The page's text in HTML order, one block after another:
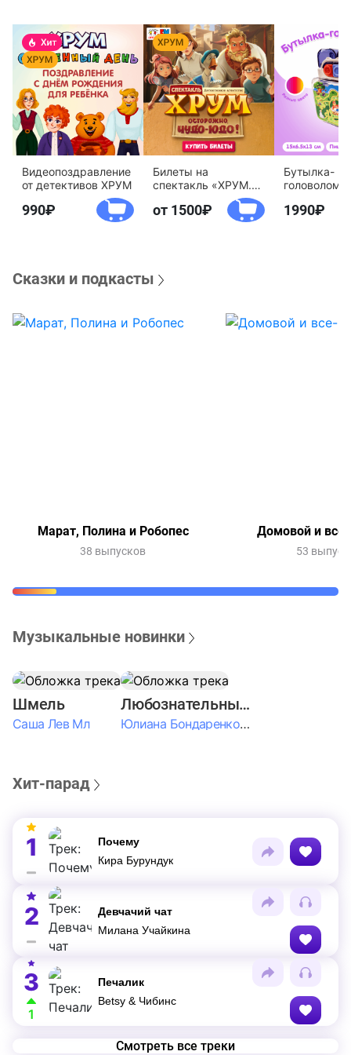
Видеопоздравление
от детективов ХРУМ
990
Билеты на
спектакль «ХРУМ.
Осторожно, Чудо-
Юдо!»
от 1500
Бутылка-
агентство
1990
Сказки и подкасты
Марат, Полина и Робопес
38 выпусков
Домовой и все-
53
Музыкальные новинки
Шмель
Саша Лев Мл
Любознательные Дети
Юлиана Бондаренко & Амелия Колпакова & Егор Егоров & Валерия Шевченко & Ксюша Косичкина
Хит-парад
1
Почему
Кира Бурундук
2
Девчачий чат
Милана Учайкина
3
1
Печалик
Betsy & Чибинс
Смотреть все треки